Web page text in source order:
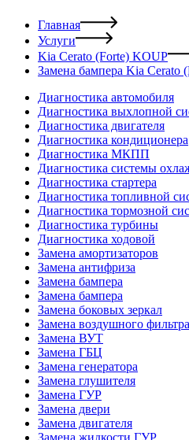
Главная
Услуги
Kia Cerato (Forte) KOUP
Замена бампера Kia Cerato
Диагностика автомобиля
Диагностика выхлопной
Диагностика двигателя
Диагностика кондиционера
Диагностика МКПП
Диагностика системы
Диагностика стартера
Диагностика топливной
Диагностика тормозной
Диагностика турбины
Диагностика ходовой
Замена амортизаторов
Замена антифриза
Замена бампера
Замена бампера
Замена боковых зеркал
Замена воздушного фильтра
Замена ВУТ
Замена ГБЦ
Замена генератора
Замена глушителя
Замена ГУР
Замена двери
Замена двигателя